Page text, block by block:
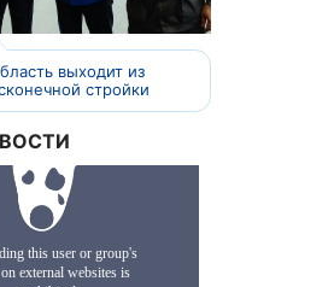
выходит из
стройки